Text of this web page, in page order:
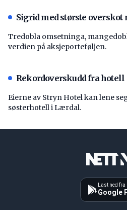
Sigrid med største overskot
Tredobla omsetninga,
verdien på aksjeporteføljen.
Rekordoverskudd fra hotell
Eierne av Stryn Hotel kan lene
søsterhotell i Lærdal.
Last ned fra
Google